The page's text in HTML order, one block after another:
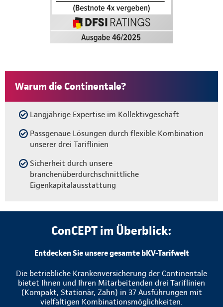
Warum die Continentale?
Langjährige Expertise im Kollektivgeschäft
Passgenaue Lösungen durch flexible Kombination
unserer drei Tariflinien
Sicherheit durch unsere
branchenüberdurchschnittliche
Eigenkapitalausstattung
ConCEPT im Überblick:
Entdecken Sie unsere gesamte bKV-Tarifwelt
Die betriebliche Krankenversicherung der Continentale
bietet Ihnen und Ihren Mitarbeitenden drei Tariflinien
(Kompakt, Stationär, Zahn) in 37 Ausführungen mit
vielfältigen Kombinationsmöglichkeiten.